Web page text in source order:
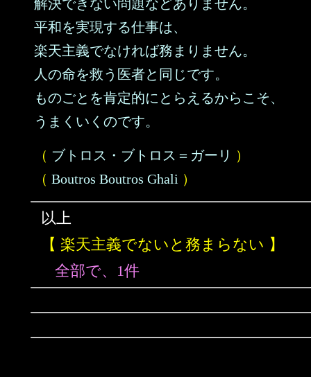
解決できない問題などありません。
平和を実現する仕事は、
楽天主義でなければ務まりません。
人の命を救う医者と同じです。
ものごとを肯定的にとらえるからこそ、
うまくいくのです。
（ ブトロス・ブトロス＝ガーリ ）
（ Boutros Boutros Ghali ）
以上
【 楽天主義でないと務まらない 】
全部で、1件